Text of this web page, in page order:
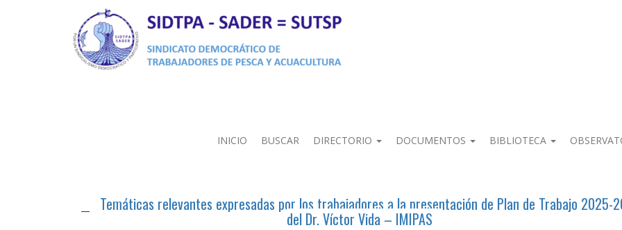
INICIO BUSCAR DIRECTORIO DOCUMENTOS BIBLIOTECA
Temáticas relevantes expresadas por los trabajadores a la presentación de Plan de Trabajo 2025-
del Dr. Víctor Vida – IMIPAS